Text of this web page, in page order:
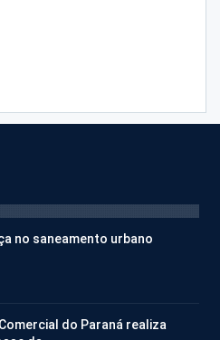
no saneamento urbano
do Paraná realiza